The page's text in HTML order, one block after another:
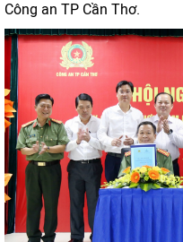
Công an TP Cần Thơ.